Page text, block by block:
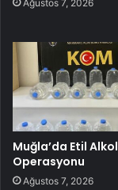
Ağustos 7, 2026
Muğla’da Etil Alkol
Operasyonu
Ağustos 7, 2026